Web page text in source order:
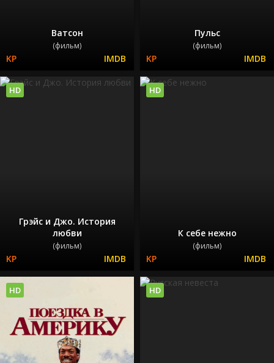
Ватсон
(фильм)
Пульс
(фильм)
Грэйс и Джо. История
любви
(фильм)
HD
К себе нежно
(фильм)
HD
HD HD